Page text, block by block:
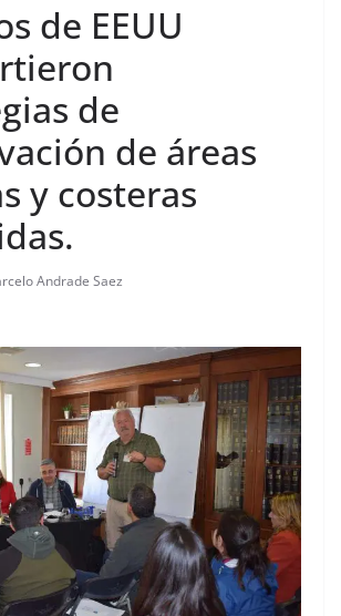
de EEUU
de
de áreas
y costeras
Andrade Saez